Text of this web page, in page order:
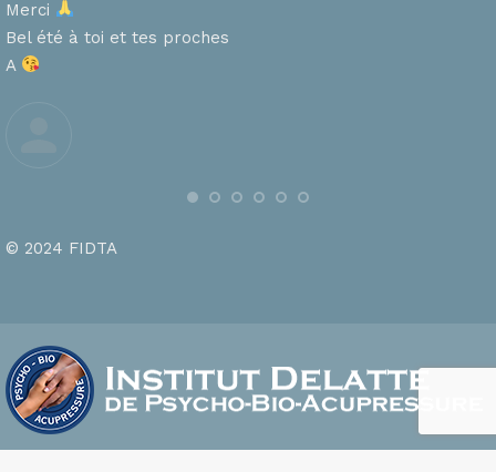
Merci
Bel été à toi et tes proches
A
© 2024 FIDTA